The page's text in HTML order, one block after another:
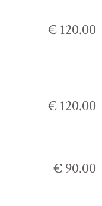
€ 120.00
€ 120.00
€ 90.00